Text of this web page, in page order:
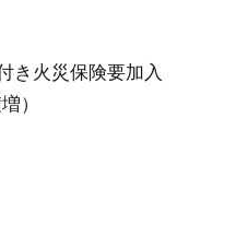
災保険要加入
）